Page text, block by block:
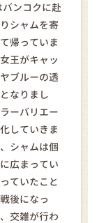
ンコクに赴
シャムを寄
帰っていま
王がキャッ
ブルーの透
なりまし
ーバリエー
していきま
シャムは個
広まってい
ていたこと
後になっ
交雑が行わ